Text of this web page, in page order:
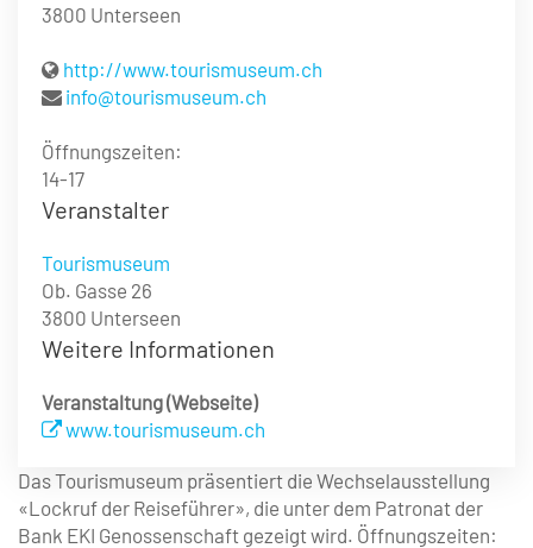
3800 Unterseen
http://www.tourismuseum.ch
info@tourismuseum.ch
Öffnungszeiten:
14-17
Veranstalter
Tourismuseum
Ob. Gasse 26
3800 Unterseen
Weitere Informationen
Veranstaltung (Webseite)
www.tourismuseum.ch
Das Tourismuseum präsentiert die Wechselausstellung
«Lockruf der Reiseführer», die unter dem Patronat der
Bank EKI Genossenschaft gezeigt wird. Öffnungszeiten: